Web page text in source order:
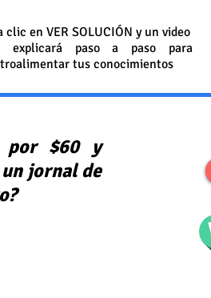
clic en VER SOLUCIÓN y un video
explicará paso a paso para
tus conocimientos
por $60 y
jornal de